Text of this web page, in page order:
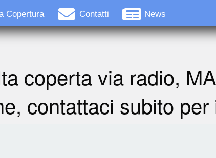
Copertura Contatti News
coperta via radio,
contattaci subito per